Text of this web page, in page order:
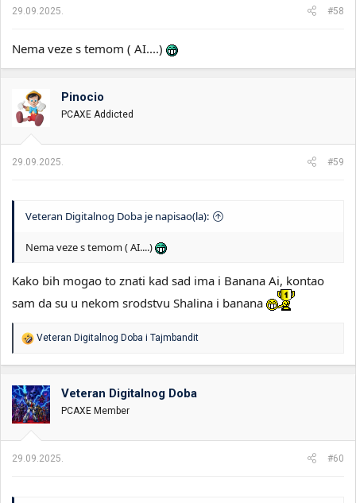
:
29.09.2025. #58
Nema veze s temom ( AI....)
Pinocio
PCAXE Addicted
29.09.2025. #59
Veteran Digitalnog Doba je napisao(la):
Nema veze s temom ( AI....)
Kako bih mogao to znati kad sad ima i Banana Ai, kontao
sam da su u nekom srodstvu Shalina i banana
R
o
v
a
n
:
Veteran Digitalnog Doba i Tajmbandit
Veteran Digitalnog Doba
PCAXE Member
29.09.2025. #60